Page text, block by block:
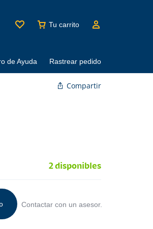
Tu carrito
de Ayuda Rastrear pedido
Compartir
2 disponibles
Contactar con un asesor.